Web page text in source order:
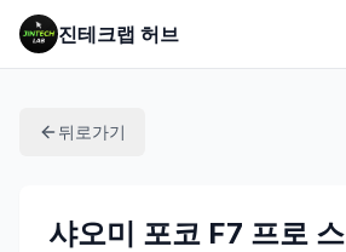
진테크랩 허브
뒤로가기
샤오미 포코 F7 프로